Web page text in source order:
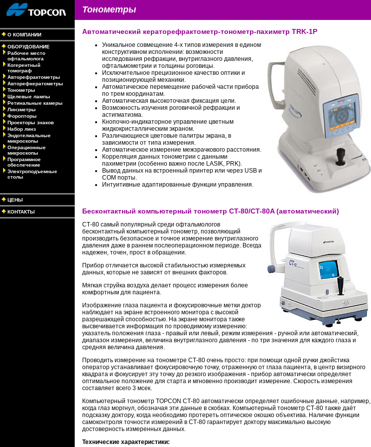
Тонометры
О КОМПАНИИ
ОБОРУДОВАНИЕ
Рабочее место
офтальмолога
Когерентный
томограф
Авторефрактометры
Авторефкератометры
Тонометры
Щелевые лампы
Ретинальные камеры
Линзметры
Форопторы
Проекторы знаков
Набор линз
Эндотелиальные
микроскопы
Операционные
микроскопы
Программное
обеспечение
Электроподъемные
столы
ЦЕНЫ
КОНТАКТЫ
Автоматический кераторефрактометр-тонометр-пахиметр TRK-1P
Уникальное совмещение 4-х типов измерения в едином
конструктивном исполнении: возможности
исследования рефракции, внутриглазного давления,
офтальмометрии и толщины роговицы.
Исключительное прецизионное качество оптики и
позиционирующей механики.
Автоматическое перемещение рабочей части прибора
по трем координатам.
Автоматическая высокоточная фиксация цели.
Возможность изучения роговичной рефракции и
астигматизма.
Кнопочно-индикаторное управление цветным
жидкокристаллическим экраном.
Различающиеся цветовые палитры экрана, в
зависимости от типа измерения.
Автоматическое измерение межзрачкового расстояния.
Корреляция данных тонометрии с данными
пахиметрии (особенно важно после LASIK, PRK).
Вывод данных на встроенный принтер или через USB и
COM порты.
Интуитивные адаптированные функции управления.
Бесконтактный компьютерный тонометр CT-80/CT-80A (автоматический)
СТ-80 самый популярный среди офтальмологов
бесконтактный компьютерный тонометр, позволяющий
производить безопасное и точное измерение внутриглазного
давления даже в раннем послеоперационном периоде. Всегда
надежен, точен, прост в обращении.
Прибор отличается высокой стабильностью измеряемых
данных, которые не зависят от внешних факторов.
Мягкая струйка воздуха делает процесс измерения более
комфортным для пациента.
Изображение глаза пациента и фокусировочные метки доктор
наблюдает на экране встроенного монитора с высокой
разрешающей способностью. На экране монитора также
высвечивается информация по проводимому измерению:
указатель положения глаза - правый или левый, режим измерения - ручной или автоматический,
диапазон измерения, величина внутриглазного давления - по три значения для каждого глаза и
средняя величина давления.
Проводить измерение на тонометре СТ-80 очень просто: при помощи одной ручки джойстика
оператор устанавливает фокусировочную точку, отраженную от глаза пациента, в центр визирного
квадрата и фокусирует эту точку до резкого изображения - прибор автоматически определяет
оптимальное положение для старта и мгновенно производит измерение. Скорость измерения
составляет всего 3 мсек.
Компьютерный тонометр TOPCON СТ-80 автоматически определяет ошибочные данные, например,
когда глаз моргнул, обозначая эти данные в скобках. Компьютерный тонометр СТ-80 также даёт
подсказку доктору, когда необходимо протереть оптическое окошко объектива. Наличие функции
самоконтроля точности измерений в СТ-80 гарантирует доктору максимально высокую
достоверность измеренных данных.
Технические характеристики: